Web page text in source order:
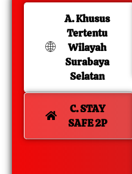
A. Khusus
Tertentu
Wilayah
Surabaya
Selatan
C. STAY
SAFE 2P